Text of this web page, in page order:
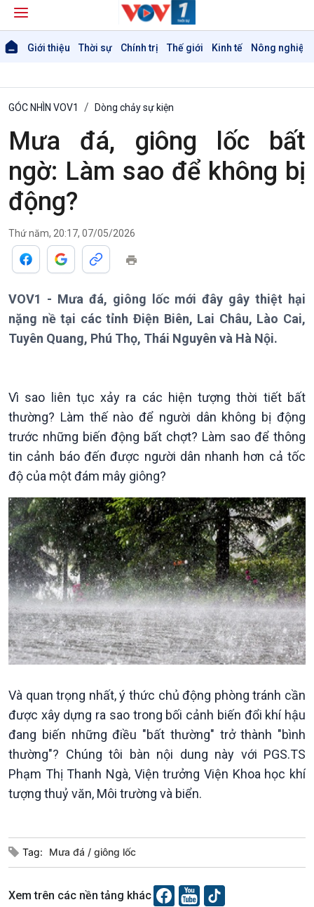
Giới thiệu Thời sự Chính trị Thế giới Kinh tế Nông nghiệp
Giới thiệu
Bản tin
Chuyên mục
Theo dòng Thời sự
Chính trị
Tin Chính trị
Chính phủ với người dân
Quốc hội với cử tri
Xây dựng đảng
Nhận diện sự thật
Pháp luật và đời sống
Thế giới
Tin thế giới
Vấn đề quốc tế
Hồ sơ sự kiện quốc tế
bền
Kinh tế
Tin Kinh tế
Trước giờ mở cửa
Dòng chảy Kinh tế
Khởi nghiệp
Tuyên chiến với gian lận
thương mại
Nông nghiệp & Biển đảo
Tin Nông nghiệp & Biển
đảo
Mùa vàng
Tâm tình biên giới và hải
đảo
Tìm hiểu biển, đảo Việt
Nam
Tin Đời sống & Xã hội
360 độ Sức khỏe
Tài nguyên và Môi trường
Kết nối công nghệ
Sống chung với biến đổi
khí hậu
GÓC NHÌN VOV1 Dòng chảy sự kiện
Mưa đá, giông lốc bất
ngờ: Làm sao để không bị
động?
Thứ năm, 20:17, 07/05/2026
VOV1 - Mưa đá, giông lốc mới đây gây thiệt hại
nặng nề tại các tỉnh Điện Biên, Lai Châu, Lào Cai,
Tuyên Quang, Phú Thọ, Thái Nguyên và Hà Nội.
Vì sao liên tục xảy ra các hiện tượng thời tiết bất
thường? Làm thế nào để người dân không bị động
trước những biến động bất chợt? Làm sao để thông
tin cảnh báo đến được người dân nhanh hơn cả tốc
độ của một đám mây giông?
Và quan trọng nhất, ý thức chủ động phòng tránh cần
được xây dựng ra sao trong bối cảnh biến đổi khí hậu
đang biến những điều "bất thường" trở thành "bình
thường"? Chúng tôi bàn nội dung này với PGS.TS
Phạm Thị Thanh Ngà, Viện trưởng Viện Khoa học khí
tượng thuỷ văn, Môi trường và biển.
Tag: Mưa đá giông lốc
Xem trên các nền tảng khác